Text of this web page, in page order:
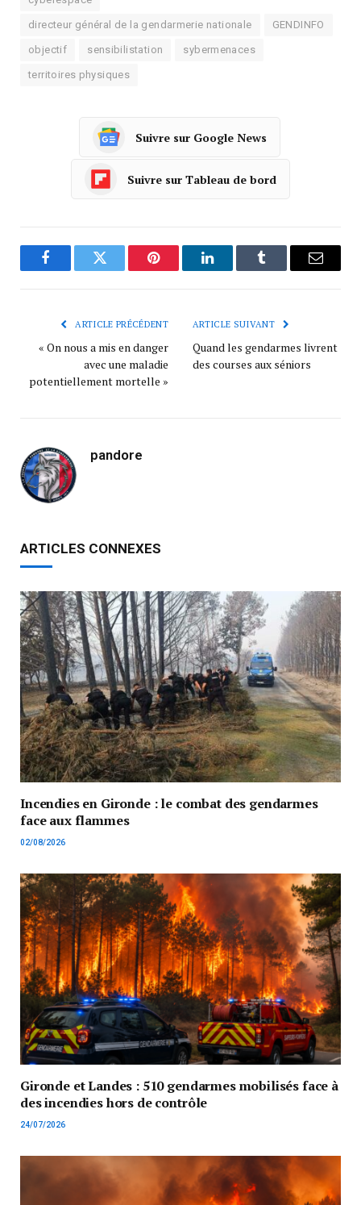
directeur général de la gendarmerie nationale GENDINFO
objectif sensibilistation sybermenaces
territoires physiques
Suivre sur Google News
Suivre sur Tableau de bord
FacebookTwitter Pinterest LinkedInTumblr
ARTICLE PRÉCÉDENT
« On nous a mis en danger
avec une maladie
potentiellement mortelle »
ARTICLE SUIVANT
Quand les gendarmes livrent
des courses aux séniors
pandore
ARTICLES CONNEXES
Incendies en Gironde : le combat des gendarmes
face aux flammes
02/08/2026
Gironde et Landes : 510 gendarmes mobilisés face à
des incendies hors de contrôle
24/07/2026